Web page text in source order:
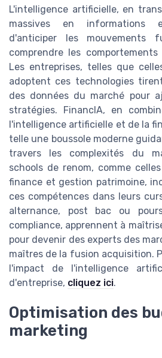
L'intelligence artificielle, en
massives en informations
d'anticiper les mouvements
comprendre les comportements
Les entreprises, telles que
adoptent ces technologies
des données du marché pour
stratégies. FinancIA, en
l'intelligence artificielle et de la
telle une boussole moderne
travers les complexités du
schools de renom, comme
finance et gestion patrimoine,
ces compétences dans leurs
alternance, post bac ou
compliance, apprennent à
pour devenir des experts des
maîtres de la fusion acquisition.
l'impact de l'intelligence
d'entreprise, cliquez ici.
Optimisation des
marketing